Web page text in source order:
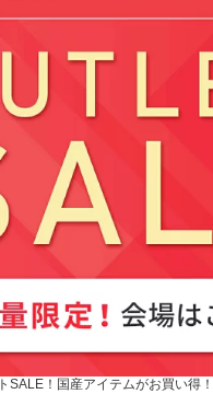
しく快適！日本製メッシュソックス